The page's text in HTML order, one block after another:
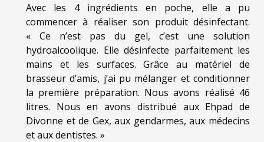
Avec les 4 ingrédients en poche, elle a pu
commencer à réaliser son produit désinfectant.
« Ce n’est pas du gel, c’est une solution
hydroalcoolique. Elle désinfecte parfaitement les
mains et les surfaces. Grâce au matériel de
brasseur d’amis, j’ai pu mélanger et conditionner
la première préparation. Nous avons réalisé 46
litres. Nous en avons distribué aux Ehpad de
Divonne et de Gex, aux gendarmes, aux médecins
et aux dentistes. »